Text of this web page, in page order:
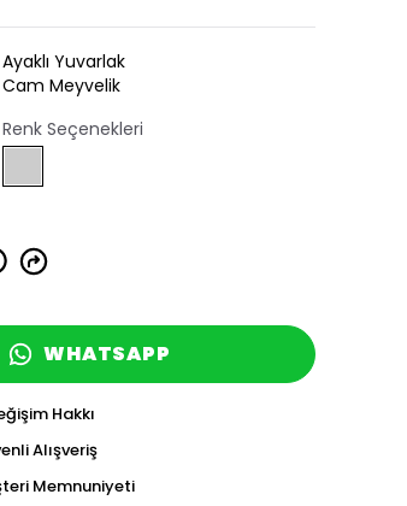
Ayaklı Yuvarlak
Cam Meyvelik
Renk Seçenekleri
WHATSAPP
Hakkı
Alışveriş
Memnuniyeti